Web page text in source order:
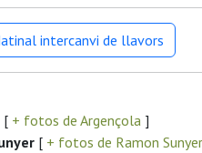
intercanvi de llavors
[ + fotos de Argençola ]
[ + fotos de Ramon